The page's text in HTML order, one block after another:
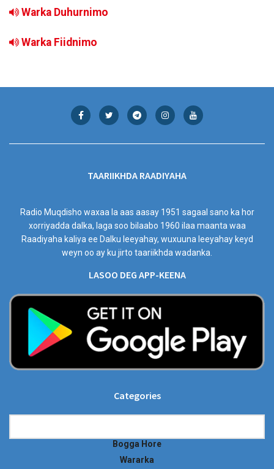
Warka Duhurnimo
Warka Fiidnimo
TAARIIKHDA RAADIYAHA
Radio Muqdisho waxaa la aas aasay 1951 sagaal sano ka hor
xorriyadda dalka, laga soo bilaabo 1960 ilaa maanta waa
Raadiyaha kaliya ee Dalku leeyahay, wuxuuna leeyahay keyd
weyn oo ay ku jirto taariikhda wadanka.
LASOO DEG APP-KEENA
Categories
Bogga Hore
Wararka